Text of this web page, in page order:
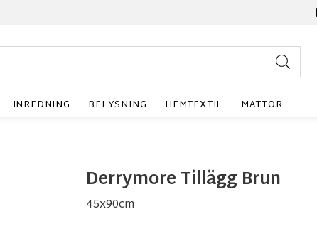
INREDNING BELYSNING HEMTEXTIL MATTOR
Derrymore Tillägg Brun
45x90cm